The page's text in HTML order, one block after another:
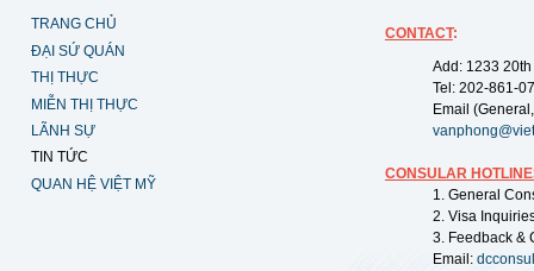
TRANG CHỦ
ĐẠI SỨ QUÁN
THỊ THỰC
MIỄN THỊ THỰC
LÃNH SỰ
TIN TỨC
QUAN HỆ VIỆT MỸ
CONTACT:
Add: 1233
Tel: 202-861-
Email
CONSULAR
1. General
2. Visa
3. Feedback &
Email: